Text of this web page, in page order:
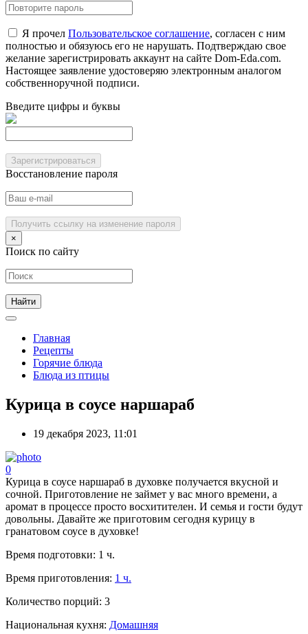
Я прочел Пользовательское соглашение, согласен с ним
полностью и обязуюсь его не нарушать. Подтверждаю свое
желание зарегистрировать аккаунт на сайте Dom-Eda.com.
Настоящее заявление удостоверяю электронным аналогом
собственноручной подписи.
Введите цифры и буквы
Зарегистрироваться
Восстановление пароля
Получить ссылку на изменение пароля
×
Поиск по сайту
Главная
Рецепты
Горячие блюда
Блюда из птицы
Курица в соусе наршараб
19 декабря 2023, 11:01
0
Курица в соусе наршараб в духовке получается вкусной и
сочной. Приготовление не займет у вас много времени, а
аромат в процессе просто восхитителен. И семья и гости будут
довольны. Давайте же приготовим сегодня курицу в
гранатовом соусе в духовке!
Время подготовки: 1 ч.
Время приготовления: 1 ч.
Количество порций: 3
Национальная кухня: Домашняя